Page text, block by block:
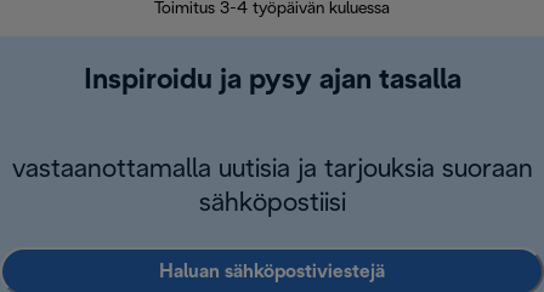
Toimitus 3-4 työpäivän kuluessa
Inspiroidu ja pysy ajan tasalla
vastaanottamalla uutisia ja tarjouksia suoraan
sähköpostiisi
Haluan sähköpostiviestejä